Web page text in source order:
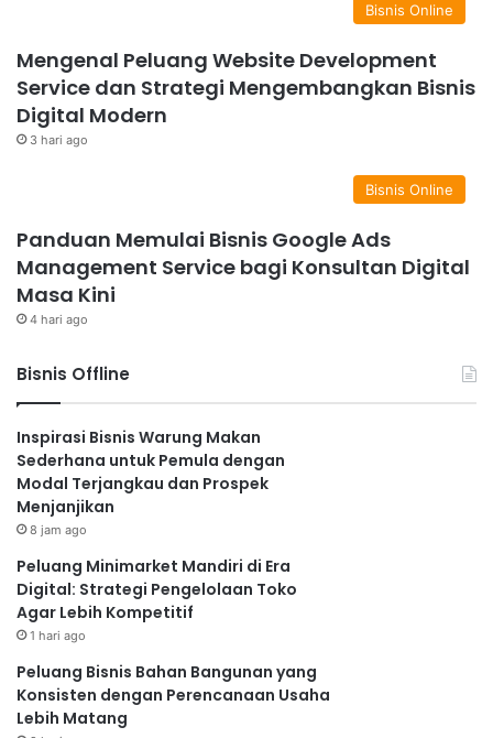
Bisnis Online
Mengenal Peluang Website Development
Service dan Strategi Mengembangkan Bisnis
Digital Modern
3 hari ago
Bisnis Online
Panduan Memulai Bisnis Google Ads
Management Service bagi Konsultan Digital
Masa Kini
4 hari ago
Bisnis Offline
Inspirasi Bisnis Warung Makan
Sederhana untuk Pemula dengan
Modal Terjangkau dan Prospek
Menjanjikan
8 jam ago
Peluang Minimarket Mandiri di Era
Digital: Strategi Pengelolaan Toko
Agar Lebih Kompetitif
1 hari ago
Peluang Bisnis Bahan Bangunan yang
Konsisten dengan Perencanaan Usaha
Lebih Matang